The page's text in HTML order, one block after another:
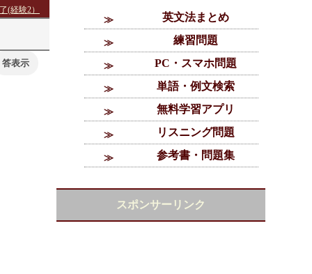
(経験2）
英文法まとめ
練習問題
PC・スマホ問題
単語・例文検索
無料学習アプリ
リスニング問題
参考書・問題集